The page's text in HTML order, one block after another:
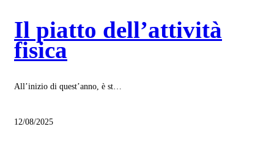
Il piatto dell’attività
fisica
All’inizio di quest’anno, è st…
12/08/2025